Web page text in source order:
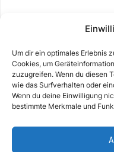
Um dir ein optimales Erlebnis
Cookies, um
zuzugreifen. Wenn du diesen
wie das Surfverhalten oder
Wenn du deine Einwilligung
bestimmte Merkmale und